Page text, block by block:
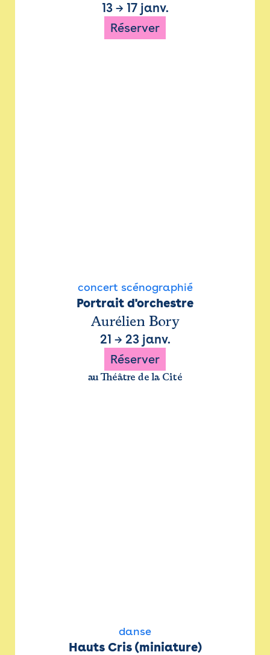
13→ 17 janv.
Réserver
concert scénographié
Portrait d'orchestre
Aurélien Bory
21 → 23 janv.
Réserver
au Théâtre de la Cité
danse
Hauts Cris (miniature)